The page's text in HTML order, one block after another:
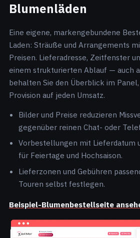
Blumenläden
Eine eigene, markengebundene
Laden: Sträuße und Arrangements
Preisen. Lieferadresse, Zeitfenster
einem strukturierten Ablauf — auch
behalten Sie den Überblick im
Provision auf jeden Umsatz.
Bilder und Preise reduzieren
gegenüber reinen Chat- oder
Vorbestellungen mit Lieferdatum
für Feiertage und Hochsaison.
Lieferzonen und Gebühren
Touren selbst festlegen.
Beispiel-Blumenbestellseite